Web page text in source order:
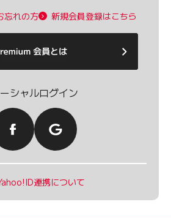
忘れの方 新規会員登録はこちら
シャルログイン
連携について